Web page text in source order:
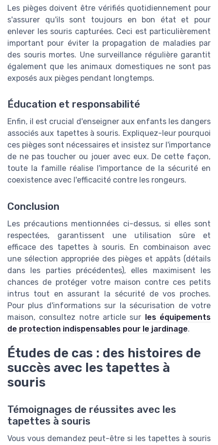
Les pièges doivent être vérifiés quotidiennement pour
s'assurer qu'ils sont toujours en bon état et pour
enlever les souris capturées. Ceci est particulièrement
important pour éviter la propagation de maladies par
des souris mortes. Une surveillance régulière garantit
également que les animaux domestiques ne sont pas
exposés aux pièges pendant longtemps.
Éducation et responsabilité
Enfin, il est crucial d'enseigner aux enfants les dangers
associés aux tapettes à souris. Expliquez-leur pourquoi
ces pièges sont nécessaires et insistez sur l'importance
de ne pas toucher ou jouer avec eux. De cette façon,
toute la famille réalise l'importance de la sécurité en
coexistence avec l'efficacité contre les rongeurs.
Conclusion
Les précautions mentionnées ci-dessus, si elles sont
respectées, garantissent une utilisation sûre et
efficace des tapettes à souris. En combinaison avec
une sélection appropriée des pièges et appâts (détails
dans les parties précédentes), elles maximisent les
chances de protéger votre maison contre ces petits
intrus tout en assurant la sécurité de vos proches.
Pour plus d'informations sur la sécurisation de votre
maison, consultez notre article sur les équipements
de protection indispensables pour le jardinage.
Études de cas : des histoires de
succès avec les tapettes à
souris
Témoignages de réussites avec les
tapettes à souris
Vous vous demandez peut-être si les tapettes à souris